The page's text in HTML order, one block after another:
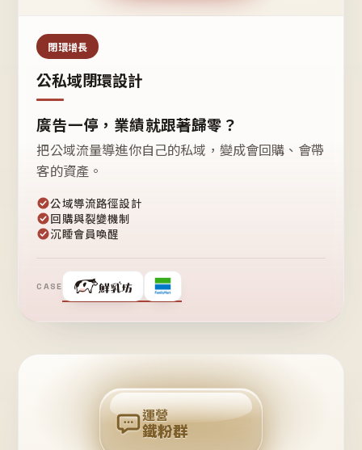
閉環增長
公私域閉環設計
廣告一停，業績就跟著歸零？
把公域流量導進你自己的私域，變成會回購、會帶
客的資產。
公域導流路徑設計
回購與裂變機制
沉睡會員喚醒
CASE
❤
粉
回
購
運營
鐵粉群